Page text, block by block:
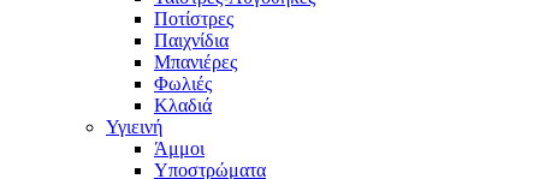
Ποτίστρες
Παιχνίδια
Μπανιέρες
Φωλιές
Κλαδιά
Υγιεινή
Άμμοι
Υποστρώματα